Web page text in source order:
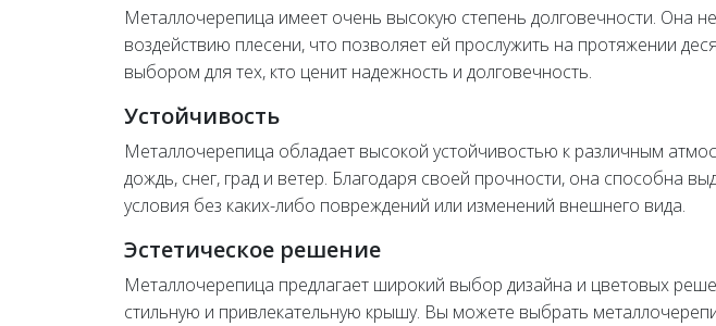
Металлочерепица имеет очень высокую степень долговечности. Она
воздействию плесени, что позволяет ей прослужить на протяжении
выбором для тех, кто ценит надежность и долговечность.
Устойчивость
Металлочерепица обладает высокой устойчивостью к различным
дождь, снег, град и ветер. Благодаря своей прочности, она способна
условия без каких-либо повреждений или изменений внешнего вида.
Эстетическое решение
Металлочерепица предлагает широкий выбор дизайна и цветовых
стильную и привлекательную крышу. Вы можете выбрать